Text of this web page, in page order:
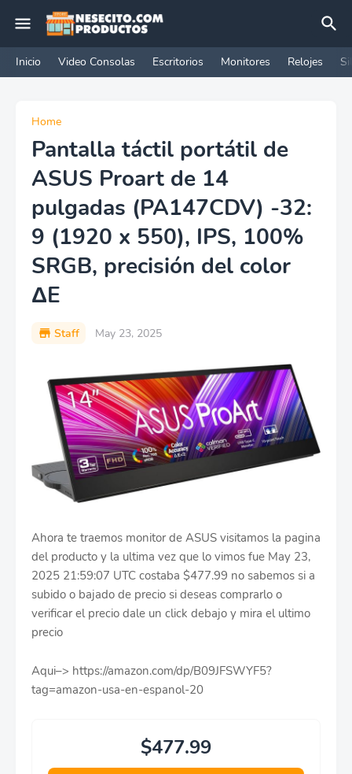
Inicio Video Consolas Escritorios Monitores Relojes
Home
Pantalla táctil portátil de
ASUS Proart de 14
pulgadas (PA147CDV) -32:
9 (1920 x 550), IPS, 100%
SRGB, precisión del color
ΔE
Staff May 23, 2025
Ahora te traemos monitor de ASUS visitamos la pagina
del producto y la ultima vez que lo vimos fue May 23,
2025 21:59:07 UTC costaba $477.99 no sabemos si a
subido o bajado de precio si deseas comprarlo o
verificar el precio dale un click debajo y mira el ultimo
precio
Aqui–> https://amazon.com/dp/B09JFSWYF5?
tag=amazon-usa-en-espanol-20
$477.99